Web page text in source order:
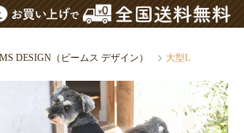
DESIGN（ビームス デザイン） 大型L